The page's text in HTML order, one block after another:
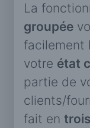
La
groupée
facilement
votre état
partie de
clients/
fait en